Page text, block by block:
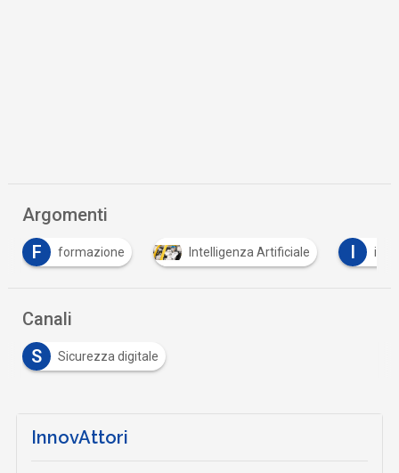
Argomenti
F
formazione Intelligenza Artificiale
Canali
S
Sicurezza digitale
InnovAttori